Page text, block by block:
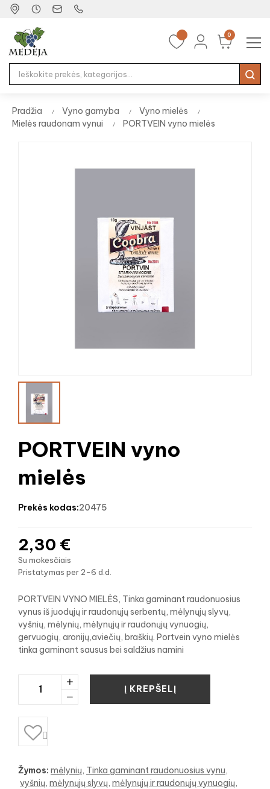
0
☰
Pradžia Vyno gamyba
Vyno mielės
Mielės raudonam vynui
PORTVEIN vyno mielės
PORTVEIN vyno
mielės
prekės kodas:20475
2,30 €
Su mokesčiais
Pristatymas per 2-6 d.d.
PORTVEIN VYNO MIELĖS, Tinka gaminant raudonuosius
vynus iš juodųjų ir raudonųjų serbentų, mėlynųjų slyvų,
vyšnių, mėlynių, mėlynųjų ir raudonųjų vynuogių,
gervuogių, aronijų,aviečių, braškių. Portvein vyno mielės
tinka gaminant sausus bei saldžius namini
Į KREPŠELĮ

Žymos: mėlynių Tinka gaminant raudonuosius vynu
vyšnių mėlynųjų slyvų mėlynųjų ir raudonųjų vynuogių